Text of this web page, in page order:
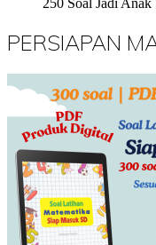
250 Soal Jadi Anak
PERSIAPAN